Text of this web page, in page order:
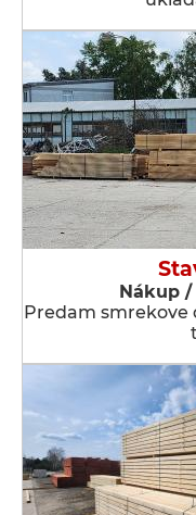
Nákup /
Predam smrekove